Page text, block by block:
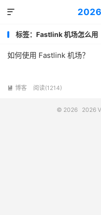

标签：Fastlink 机场怎么用
如何使用 Fastlink 机场？
 博客 阅读(1214)
© 2026 2026